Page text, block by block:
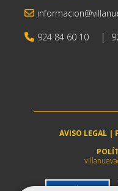
924 84 60 10 |
AVISO LEGAL |